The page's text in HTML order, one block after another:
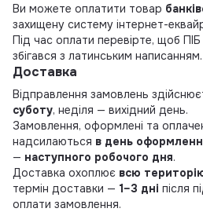
Ви можете оплатити товар
захищену систему інтернет-
Під час оплати перевірте, щоб
збігався з латинським написанням.
Доставка
Відправлення замовлень
суботу, неділя — вихідний день.
Замовлення, оформлені та
надсилаються в день
— наступного робочого дня.
Доставка охоплює всю
термін доставки — 1–3 дні після
оплати замовлення.